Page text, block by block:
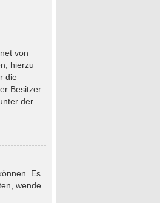
von
hierzu
die
Besitzer
der
Es
wende